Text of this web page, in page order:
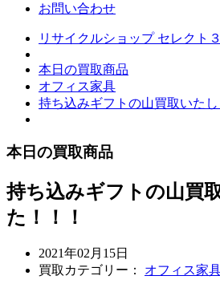
お問い合わせ
リサイクルショップ セレクト
本日の買取商品
オフィス家具
持ち込みギフトの山買取いたし
本日の買取商品
持ち込みギフトの山買
た！！！
2021年02月15日
買取カテゴリー： オフィス家